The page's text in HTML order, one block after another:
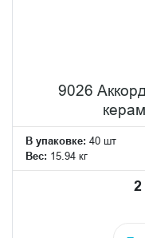
9026
В упаковке: 40 шт
Вес: 15.94 кг
2